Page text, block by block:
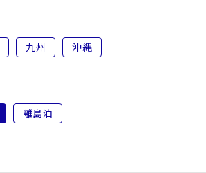
九州 沖縄
離島泊